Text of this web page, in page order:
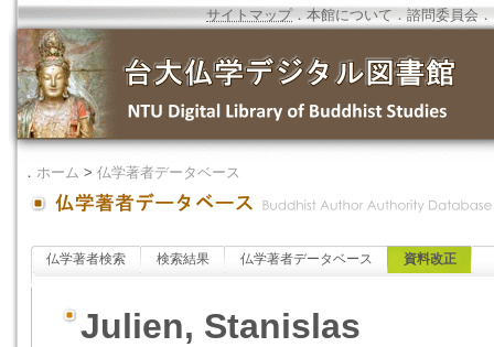
サイトマップ．本館について ．諮問委員会 ．
． ホーム > 仏学著者データベース
仏学著者検索 検索結果 仏学著者データベース 資料改正
Julien, Stanislas